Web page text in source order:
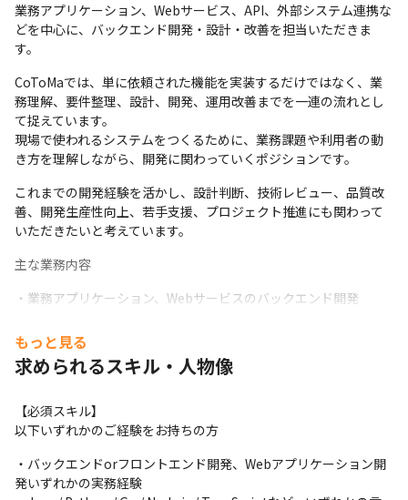
業務アプリケーション、Webサービス、API、外部システム連携な
どを中心に、バックエンド開発・設計・改善を担当いただきま
す。
CoToMaでは、単に依頼された機能を実装するだけではなく、業
務理解、要件整理、設計、開発、運用改善までを一連の流れとし
て捉えています。
現場で使われるシステムをつくるために、業務課題や利用者の動
き方を理解しながら、開発に関わっていくポジションです。
これまでの開発経験を活かし、設計判断、技術レビュー、品質改
善、開発生産性向上、若手支援、プロジェクト推進にも関わって
いただきたいと考えています。
主な業務内容
・業務アプリケーション、Webサービスのバックエンド開発
・Java / Python / Go / Node.js / TypeScriptなどを用いたサーバ
ーサイド開発
・外部SaaS、業務システム、クラウドサービスとの連携開発
・AWS / Azure / GCPなどクラウド環境と連携したアプリケーショ
ン開発
づくり
・要件整理、仕様検討、設計レビュー、技術選定
もっと見る
求められるスキル・人物像
【必須スキル】
以下いずれかのご経験をお持ちの方
・バックエンドorフロントエンド開発、Webアプリケーション開
発いずれかの実務経験